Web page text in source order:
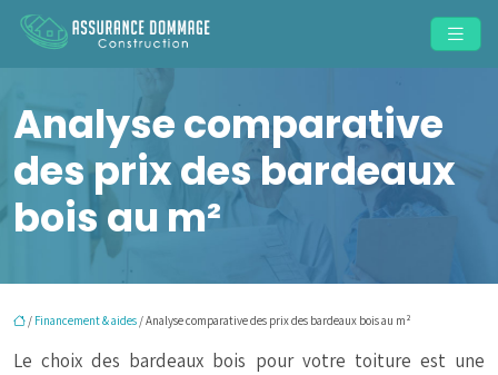
Analyse comparative
des prix des bardeaux
bois au m²
/ Financement & aides / Analyse comparative des prix des bardeaux bois au m²
Le choix des bardeaux bois pour votre toiture est une